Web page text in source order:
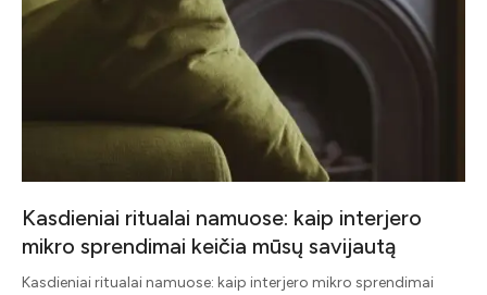
interjero
sprendimai